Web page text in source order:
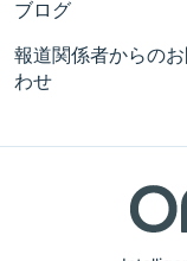
ブログ
報道関係者からの
わせ